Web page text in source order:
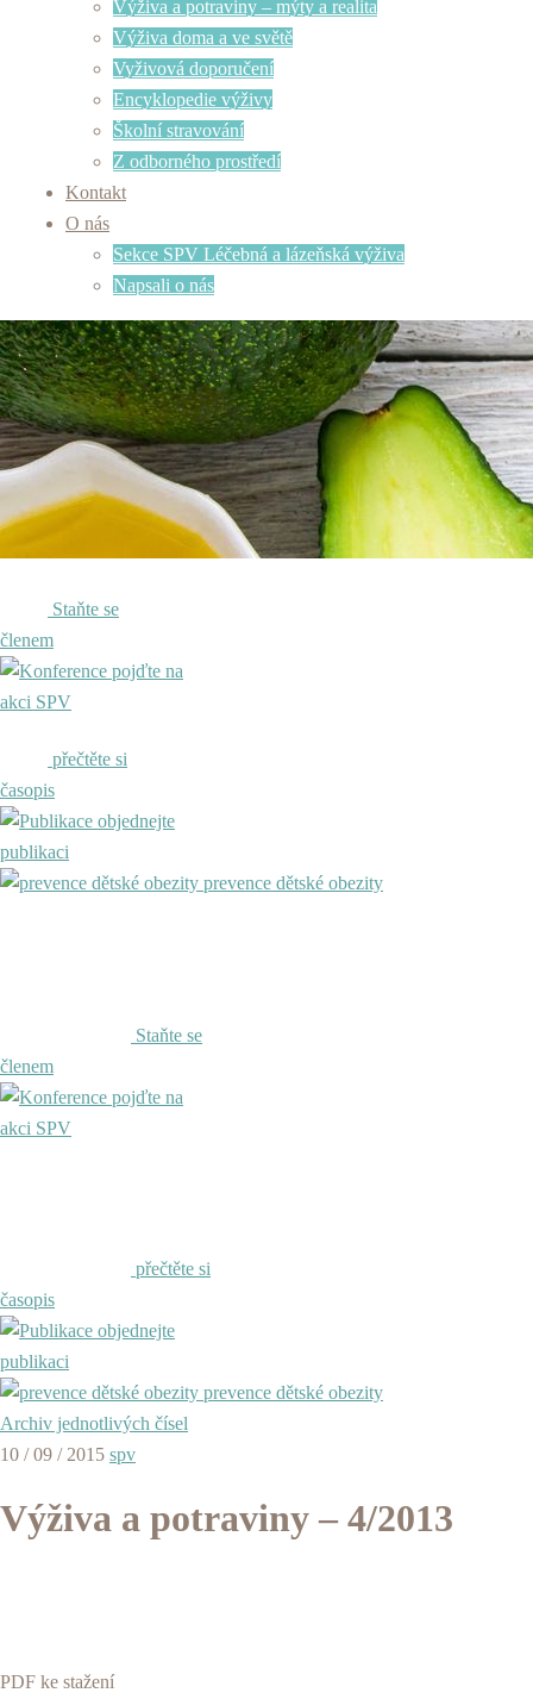
Výživa a potraviny – mýty a realita
Výživa doma a ve světě
Vyživová doporučení
Encyklopedie výživy
Školní stravování
Z odborného prostředí
Kontakt
O nás
Sekce SPV Léčebná a lázeňská výživa
Napsali o nás
Staňte se
členem
pojďte na
akci SPV
přečtěte si
časopis
objednejte
publikaci
prevence dětské obezity
Staňte se
členem
pojďte na
akci SPV
přečtěte si
časopis
objednejte
publikaci
prevence dětské obezity
Archiv jednotlivých čísel
10 / 09 / 2015 spv
Výživa a potraviny – 4/2013
PDF ke stažení